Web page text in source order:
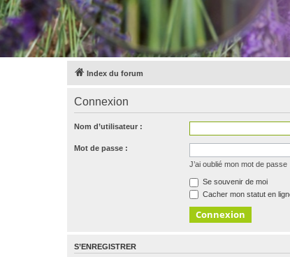
Index du forum
Connexion
Nom d’utilisateur :
Mot de passe :
J’ai oublié mon mot de passe
Se souvenir de moi
Cacher mon statut en
S’ENREGISTRER